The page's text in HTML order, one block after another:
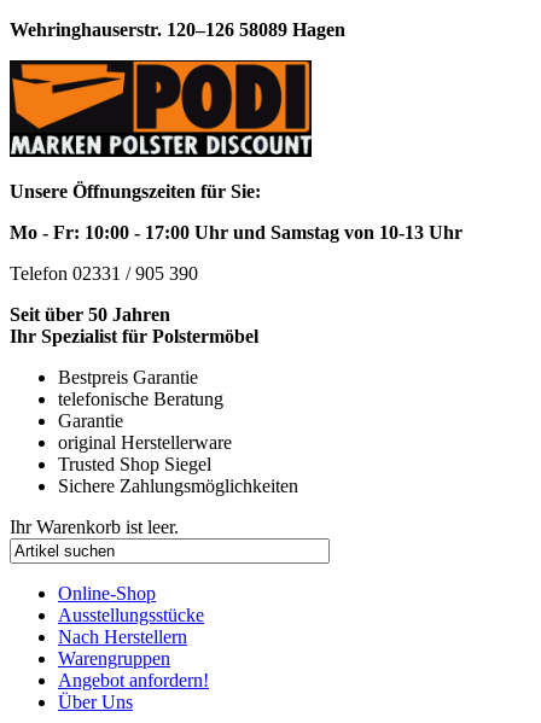
Wehringhauserstr. 120–126 58089 Hagen
Unsere Öffnungszeiten für Sie:
Mo - Fr: 10:00 - 17:00 Uhr und Samstag von 10-13 Uhr
Telefon 02331 / 905 390
Seit über 50 Jahren
Ihr Spezialist für Polstermöbel
Bestpreis Garantie
telefonische Beratung
Garantie
original Herstellerware
Trusted Shop Siegel
Sichere Zahlungsmöglichkeiten
Ihr Warenkorb ist leer.
Online-Shop
Ausstellungsstücke
Nach Herstellern
Warengruppen
Angebot anfordern!
Über Uns